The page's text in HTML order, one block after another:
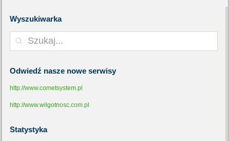
Wyszukiwarka
Odwiedź nasze nowe serwisy
http://www.cometsystem.pl
http://www.wilgotnosc.com.pl
Statystyka